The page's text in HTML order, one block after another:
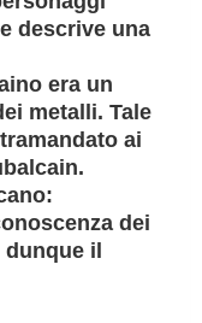
descrive una
era un
metalli. Tale
ai
dei
il